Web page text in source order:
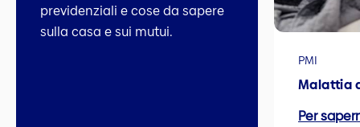
previdenziali e cose da sapere
sulla casa e sui mutui.
PMI
Malattia
Per